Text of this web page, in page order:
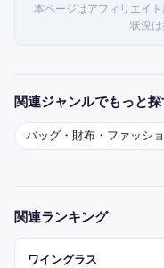
本ページはアフィリエイ
状況は
関連ジャンルでもっと
バッグ・財布・ファッシ
関連ランキング
ワイングラス